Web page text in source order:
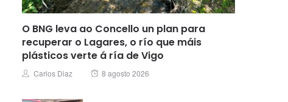
O BNG leva ao Concello un plan para
recuperar o Lagares, o río que máis
plásticos verte á ría de Vigo
Author
Carlos Diaz
Posted
8 agosto 2026